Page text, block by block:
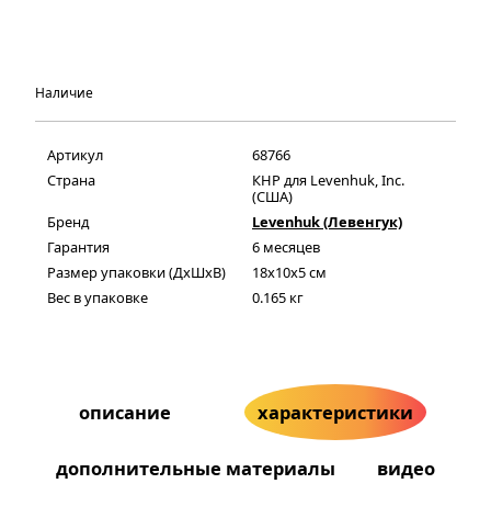
Наличие
Артикул
68766
Страна
КНР для Levenhuk, Inc.
(США)
Бренд
Levenhuk (Левенгук)
Гарантия
6 месяцев
Размер упаковки (ДxШxВ)
18x10x5 см
Вес в упаковке
0.165 кг
описание характеристики
дополнительные материалы видео